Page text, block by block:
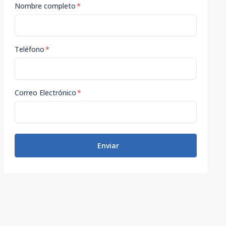
Nombre completo*
Teléfono*
Correo Electrónico*
Enviar